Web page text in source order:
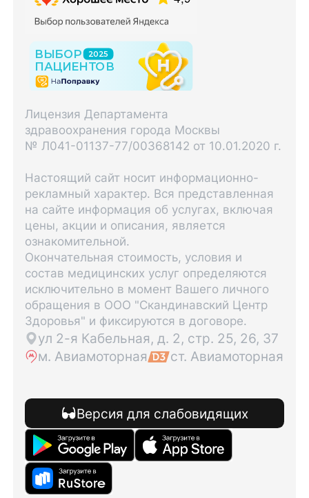
Лицензия Департамента
здравоохранения города Москвы
№ Л041-01137-77/00368142 от 10.01.2020 г.
Настоящий сайт носит информационно-
рекламный характер. Вся представленная
на сайте информация об услугах, включая
цены, акции и описания, является
ознакомительной.
Окончательная стоимость, условия и
состав медицинских услуг определяются
исключительно в момент Вашего личного
обращения в ООО "Скандинавский Центр
Здоровья" и фиксируются в договоре.
ул 2-я Кабельная, д. 2, стр. 25, 26, 37
м. Авиамоторная
ст. Авиамоторная
Версия для слабовидящих